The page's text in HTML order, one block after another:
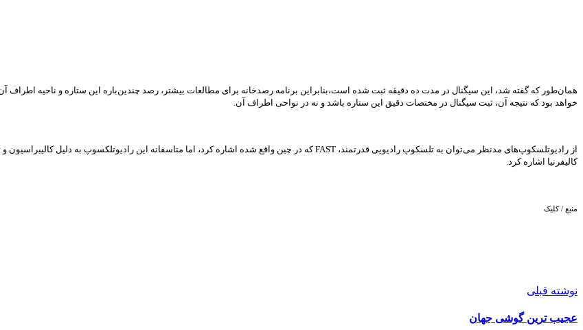
همان‌طور که گفته شد، این سیگنال در مدت ده دقیقه ثبت شده است،بنابراین برنامه رصدخانه برای مطالعات بیشتر، رصد چندین‌باره این ستاره و ناحیه
خواهد بود که نتیجه آن، ثبت سیگنال در مختصات دقیق این ستاره باشد و نه در نواحی اطراف آن.
کالیفرنیا اشاره کرد.
منبع / کلیک
نوشته قبلی
عجیب ترین گوشی جهان